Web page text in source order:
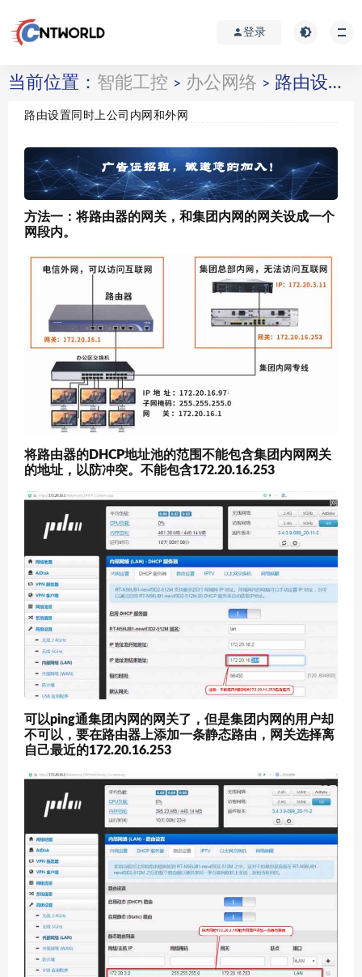
登录
当前位置： 智能工控 > 办公网络 > 路由设置同时上公司内网和外网
路由设置同时上公司内网和外网
方法一：将路由器的网关，和集团内网的网关设成一个
网段内。
将路由器的DHCP地址池的范围不能包含集团内网网关
的地址，以防冲突。不能包含172.20.16.253
可以ping通集团内网的网关了，但是集团内网的用户却
不可以，要在路由器上添加一条静态路由，网关选择离
自己最近的172.20.16.253